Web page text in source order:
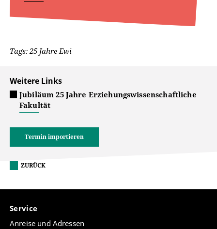
Tags: 25 Jahre Ewi
Weitere Links
Jubiläum 25 Jahre Erziehungswissenschaftliche
Fakultät
Termin importieren
ZURÜCK
Service
Anreise und Adressen